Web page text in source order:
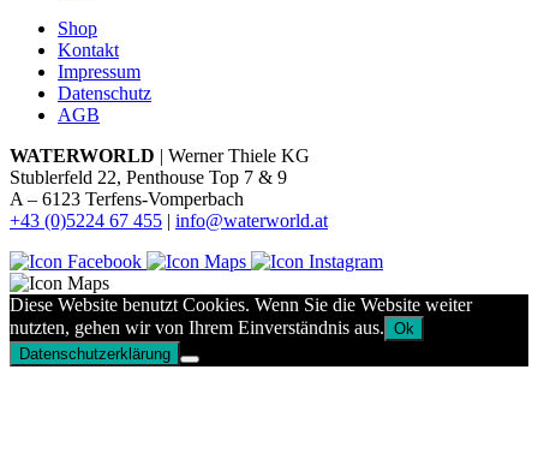
Shop
Kontakt
Impressum
Datenschutz
AGB
WATERWORLD | Werner Thiele KG
Stublerfeld 22, Penthouse Top 7 & 9
A – 6123 Terfens-Vomperbach
+43 (0)5224 67 455 | info@waterworld.at
Diese Website benutzt Cookies. Wenn Sie die Website weiter
nutzten, gehen wir von Ihrem Einverständnis aus. Ok
Datenschutzerklärung